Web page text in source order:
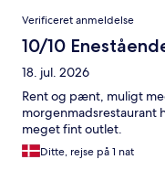
Anmeldelser
Verificeret anmeldelse
10/10
18. jul. 2026
Rent og pænt, muligt
morgenmadsrestaurant
meget fint outlet.
Ditte, rejse på 1 nat